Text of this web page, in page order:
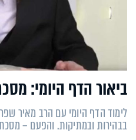
ביאור הדף היומי:
לימוד הדף היומי עם הרב מאיר
בבהירות ובמתיקות. והפעם –